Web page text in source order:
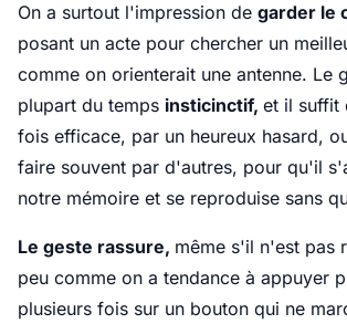
On a surtout l'impression de garder le
posant un acte pour chercher un
comme on orienterait une antenne. Le
plupart du temps insticinctif, et il suffit
fois efficace, par un heureux hasard,
faire souvent par d'autres, pour qu'il
notre mémoire et se reproduise sans
Le geste rassure, même s'il n'est pas
peu comme on a tendance à appuyer
plusieurs fois sur un bouton qui ne